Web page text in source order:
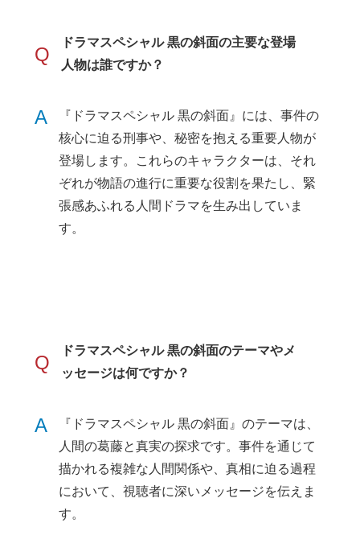
Q
ドラマスペシャル 黒の斜面の主要な登場
人物は誰ですか？
A
『ドラマスペシャル 黒の斜面』には、事件の
核心に迫る刑事や、秘密を抱える重要人物が
登場します。これらのキャラクターは、それ
ぞれが物語の進行に重要な役割を果たし、緊
張感あふれる人間ドラマを生み出していま
す。
Q
ドラマスペシャル 黒の斜面のテーマやメ
ッセージは何ですか？
A
『ドラマスペシャル 黒の斜面』のテーマは、
人間の葛藤と真実の探求です。事件を通じて
描かれる複雑な人間関係や、真相に迫る過程
において、視聴者に深いメッセージを伝えま
す。